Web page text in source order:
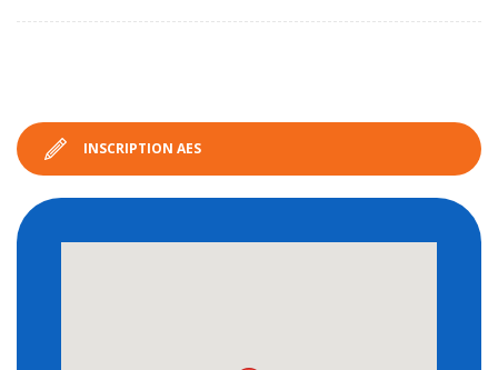
INSCRIPTION AES